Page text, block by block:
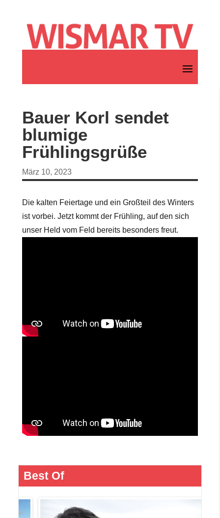
Bauer Korl sendet
blumige
Frühlingsgrüße
März 10, 2023
Die kalten Feiertage und ein Großteil des Winters
ist vorbei. Jetzt kommt der Frühling, auf den sich
unser Held vom Feld bereits besonders freut.
Best Of